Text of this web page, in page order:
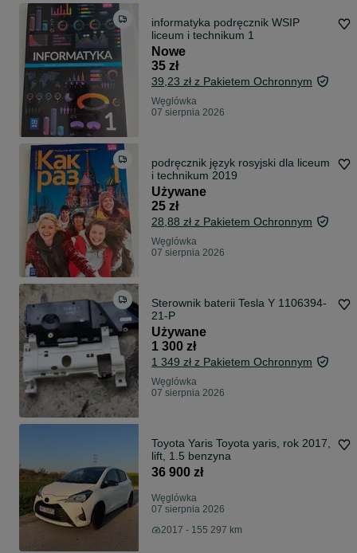
informatyka podręcznik WSIP
liceum i technikum 1
Nowe
35 zł
39,23 zł z Pakietem Ochronnym
Węglówka
07 sierpnia 2026
podręcznik język rosyjski dla liceum
i technikum 2019
Używane
25 zł
28,88 zł z Pakietem Ochronnym
Węglówka
07 sierpnia 2026
Sterownik baterii Tesla Y 1106394-
21-P
Używane
1 300 zł
1 349 zł z Pakietem Ochronnym
Węglówka
07 sierpnia 2026
Toyota Yaris Toyota yaris, rok 2017,
lift, 1.5 benzyna
36 900 zł
Węglówka
07 sierpnia 2026
2017 - 155 297 km